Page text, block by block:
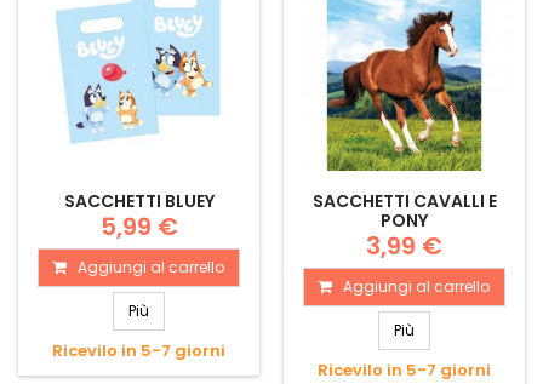
SACCHETTI BLUEY
5,99 €
Aggiungi al carrello
Più
Ricevilo in 5-7 giorni
SACCHETTI CAVALLI E
PONY
3,99 €
Aggiungi al carrello
Più
Ricevilo in 5-7 giorni